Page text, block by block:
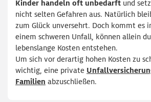
Kinder handeln oft unbedarft und
nicht selten Gefahren aus. Natürlich
zum Glück unversehrt. Doch kommt es
einem schweren Unfall, können allein
lebenslange Kosten entstehen.
Um sich vor derartig hohen Kosten zu
wichtig, eine private
Familien abzuschließen.